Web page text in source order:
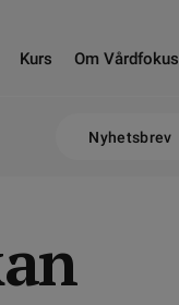
Kurs Om Vårdfokus
Nyhetsbrev